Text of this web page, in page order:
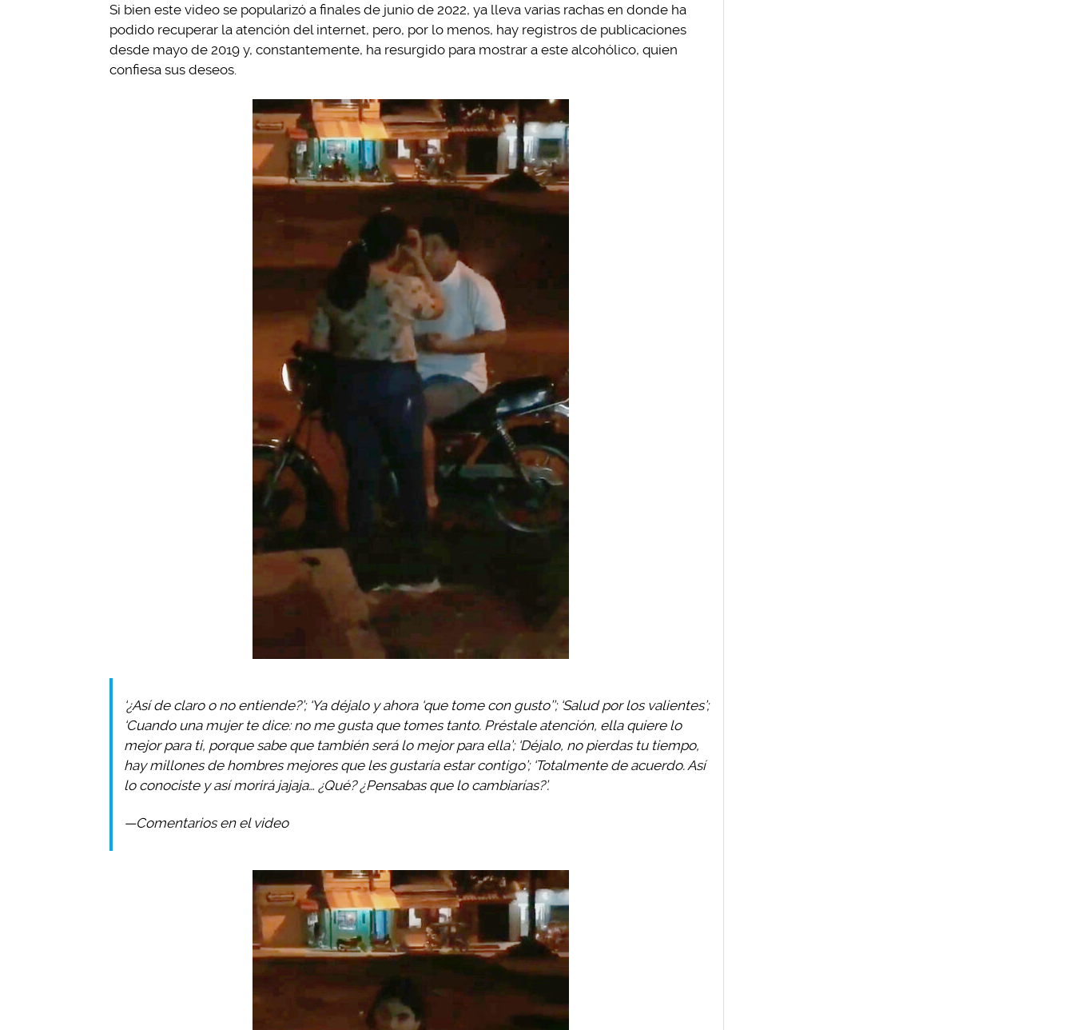
Si bien este video se popularizó a finales de junio de 2022, ya lleva varias rachas en donde ha
podido recuperar la atención del internet, pero, por lo menos, hay registros de publicaciones
desde mayo de 2019 y, constantemente, ha resurgido para mostrar a este alcohólico, quien
confiesa sus deseos.
‘¿Así de claro o no entiende?’; ‘Ya déjalo y ahora ‘que tome con gusto’’; ‘Salud por los valientes’;
‘Cuando una mujer te dice: no me gusta que tomes tanto. Préstale atención, ella quiere lo
mejor para ti, porque sabe que también será lo mejor para ella’; ‘Déjalo, no pierdas tu tiempo,
hay millones de hombres mejores que les gustaría estar contigo’; ‘Totalmente de acuerdo. Así
lo conociste y así morirá jajaja… ¿Qué? ¿Pensabas que lo cambiarías?’.
—Comentarios en el video